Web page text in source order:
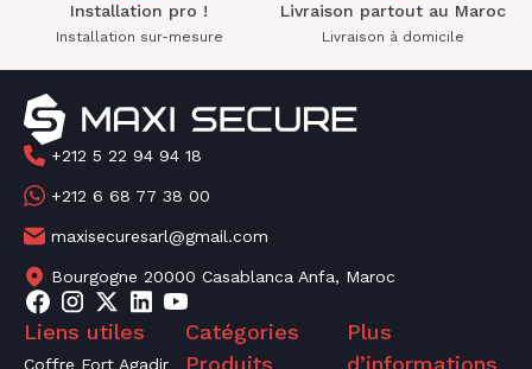
Installation pro !
Installation sur-mesure
Livraison partout au Maroc
Livraison à domicile
+212 5 22 94 94 18
+212 6 68 77 38 00
maxisecuresarl@gmail.com
Bourgogne 20000 Casablanca Anfa, Maroc
Liens utiles
Coffre Fort Agadir
Catégories
Produits
Plus
d’informations